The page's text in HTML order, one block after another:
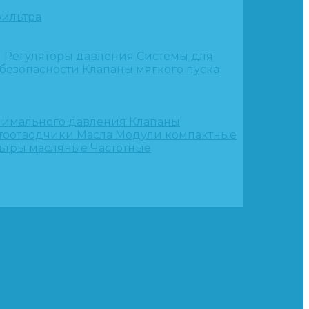
Регуляторы давления Системы для
Клапаны мягкого пуска
давления Клапаны
Масла Модули компактные
масляные Частотные